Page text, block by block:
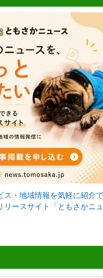
ス・地域情報を気軽に紹介
リースサイト「ともさかニ